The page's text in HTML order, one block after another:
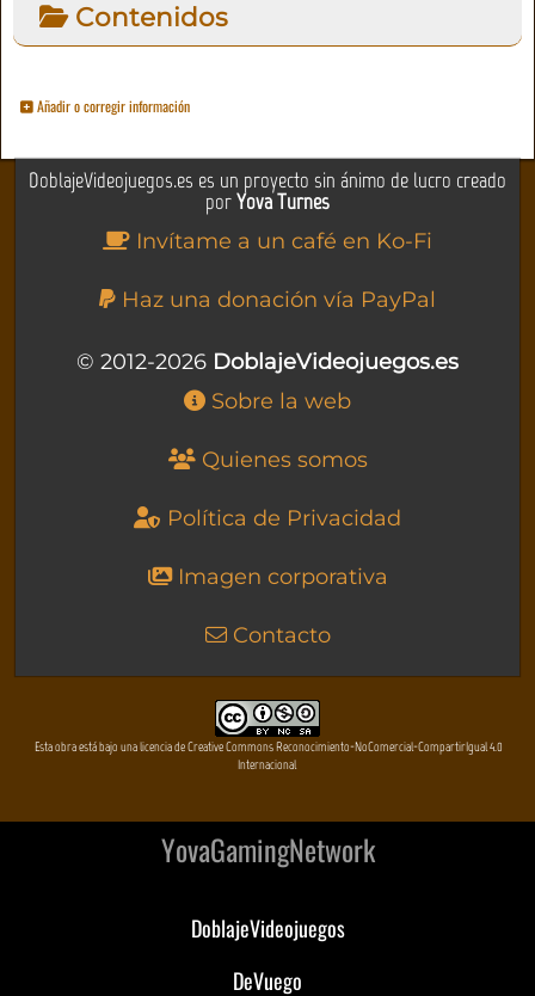
Contenidos
Añadir o corregir información
DoblajeVideojuegos.es es un proyecto sin ánimo de lucro creado
porYova Turnes
Invítame a un café en Ko-Fi
Haz una donación vía PayPal
© 2012-2026 DoblajeVideojuegos.es
Sobre la web
Quienes somos
Política de Privacidad
Imagen corporativa
Contacto
Esta obra está bajo una licencia de Creative Commons Reconocimiento-NoComercial-CompartirIgual 4.0
Internacional
YovaGamingNetwork
DoblajeVideojuegos
DeVuego